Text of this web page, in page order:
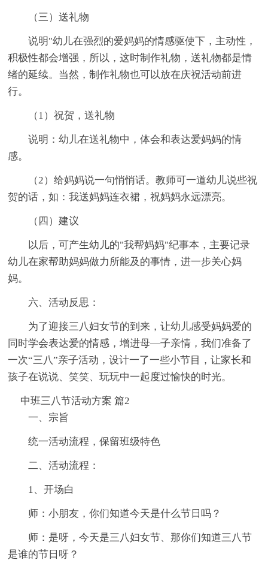
（三）送礼物
说明"幼儿在强烈的爱妈妈的情感驱使下，主动性，
积极性都会增强，所以，这时制作礼物，送礼物都是情
绪的延续。当然，制作礼物也可以放在庆祝活动前进
行。
（1）祝贺，送礼物
说明：幼儿在送礼物中，体会和表达爱妈妈的情
感。
（2）给妈妈说一句悄悄话。教师可一道幼儿说些祝
贺的话，如：我送妈妈连衣裙，祝妈妈永远漂亮。
（四）建议
以后，可产生幼儿的"我帮妈妈"纪事本，主要记录
幼儿在家帮助妈妈做力所能及的事情，进一步关心妈
妈。
六、活动反思：
为了迎接三八妇女节的到来，让幼儿感受妈妈爱的
同时学会表达爱的情感，增进母—子亲情，我们准备了
一次“三八”亲子活动，设计一了一些小节目，让家长和
孩子在说说、笑笑、玩玩中一起度过愉快的时光。
中班三八节活动方案 篇2
一、宗旨
统一活动流程，保留班级特色
二、活动流程：
1、开场白
师：小朋友，你们知道今天是什么节日吗？
师：是呀，今天是三八妇女节、那你们知道三八节
是谁的节日呀？